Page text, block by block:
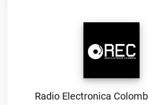
Radio Electronica